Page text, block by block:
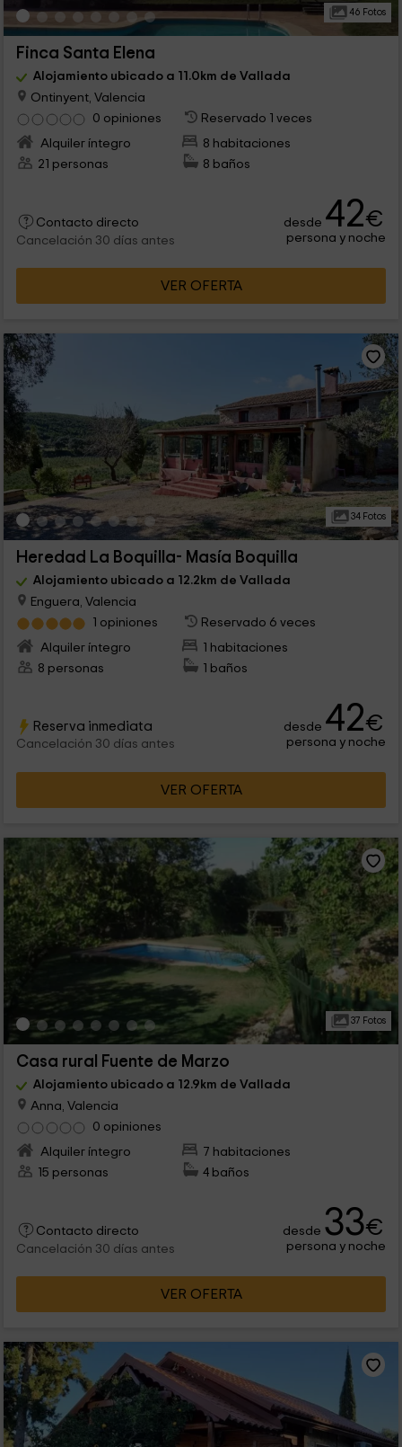
46 Fotos
Finca Santa Elena
Alojamiento ubicado a 11.0km de Vallada
Ontinyent, Valencia
0 opiniones
Reservado 1 veces
Alquiler íntegro
8 habitaciones
21 personas
8 baños
Contacto directo
Cancelación 30 días antes
desde 42€
persona y noche
VER OFERTA
34 Fotos
Heredad La Boquilla- Masía Boquilla
Alojamiento ubicado a 12.2km de Vallada
Enguera, Valencia
1 opiniones
Reservado 6 veces
Alquiler íntegro
1 habitaciones
8 personas
1 baños
Reserva inmediata
Cancelación 30 días antes
desde 42€
persona y noche
VER OFERTA
37 Fotos
Casa rural Fuente de Marzo
Alojamiento ubicado a 12.9km de Vallada
Anna, Valencia
0 opiniones
Alquiler íntegro
7 habitaciones
15 personas
4 baños
Contacto directo
Cancelación 30 días antes
desde 33€
persona y noche
VER OFERTA